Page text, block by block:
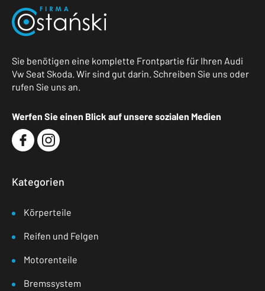
Sie benötigen eine komplette Frontpartie für Ihren Audi
Vw Seat Skoda. Wir sind gut darin. Schreiben Sie uns oder
rufen Sie uns an.
Werfen Sie einen Blick auf unsere sozialen Medien
Kategorien
Körperteile
Reifen und Felgen
Motorenteile
Bremssystem